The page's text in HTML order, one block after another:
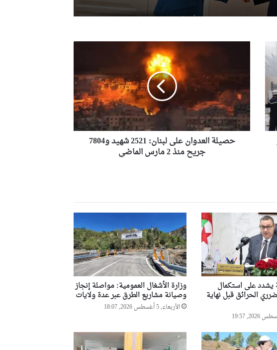
الإعلان اليوم عن النتائج النهائية
باستثناء هذه الولايات
وزير الصناعة يقف على القدرات
الصناعية لمجمع “فيروفيال”
بعنابة
ضربة أمنية لشبكة هربت 21 طنا
من الكوكايين إلى أوروبا بتمويل
من مستثمرين في الإمارات
النائب علوش أمين يتولى متابعة
بوفدش تكلف نوابها التسعة
بمهامهم بالمجلس الشعبي الوطني
السيّد عطاف يزور متحف الحرب
الوطنية العظمى ” النصر”
بالعاصمة مينسك
السيّد عطاف يستقبل من طرف
رئيسة مجلس الجمهورية للجمعية
الوطنية البيلاروسية
السيّد عطاف يجري لقاء على
إنفراد مع نظيره البيلاروسي
لبنان:
2521
شهيد
و7804
جريح
منذ
حصيلة العدوان على لبنان: 2521 شهيد و7804
جريح منذ 2 مارس الماضي
يشدد على استكمال
الحرائق قبل نهاية
وزارة الأشغال العمومية: مواصلة إنجاز
وصيانة مشاريع الطرق عبر عدة ولايات
الأربعاء, 5 أغسطس 2026, 18:07